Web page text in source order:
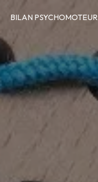
BILAN PSYCHOMOTEUR